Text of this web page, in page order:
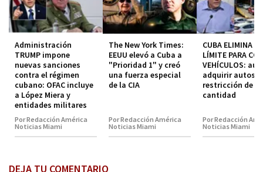
Administración
TRUMP impone
nuevas sanciones
contra el régimen
cubano: OFAC incluye
a López Miera y
entidades militares
Por Redacción América
Noticias Miami
The New York Times:
EEUU elevó a Cuba a
"Prioridad 1" y creó
una fuerza especial
de la CIA
Por Redacción América
Noticias Miami
CUBA ELIMINA EL
LÍMITE PARA
VEHÍCULOS:
adquirir autos
restricción de
cantidad
Por Redacción
Noticias Miami
DEJA TU COMENTARIO